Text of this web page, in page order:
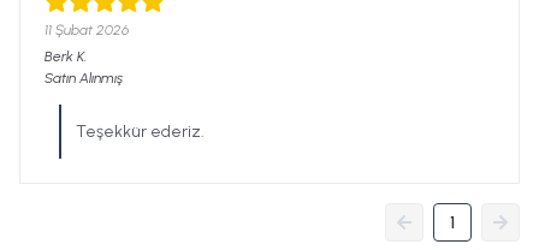
11 Şubat 2026
Berk K.
Satın Alınmış
Teşekkür ederiz.
1